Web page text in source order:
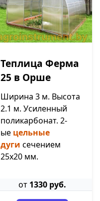
Теплица Ферма
25 в Орше
Ширина 3 м. Высота
2.1 м. Усиленный
поликарбонат. 2-
ые цельные
дуги сечением
25х20 мм.
от 1330 руб.